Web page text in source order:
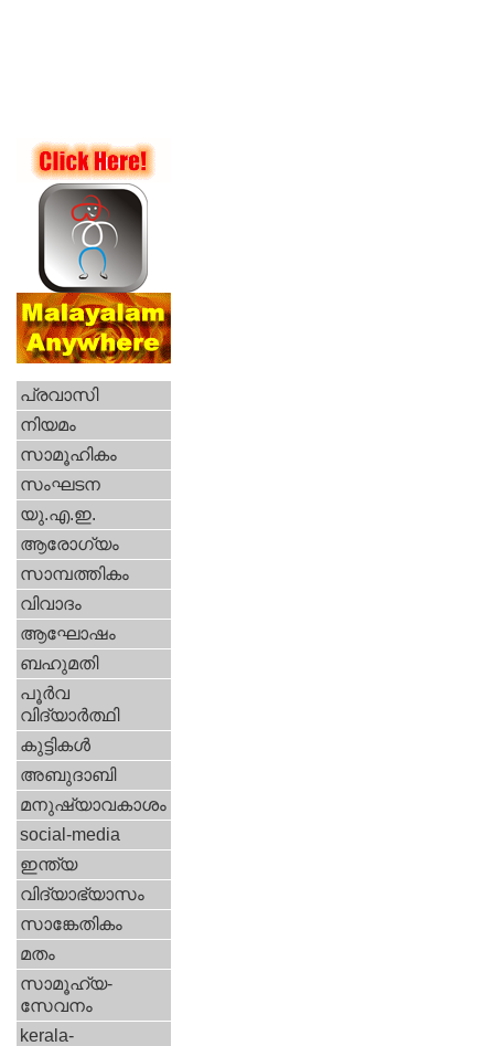
പ്രവാസി
നിയമം
സാമൂഹികം
സംഘടന
യു.എ.ഇ.
ആരോഗ്യം
സാമ്പത്തികം
വിവാദം
ആഘോഷം
ബഹുമതി
പൂര്‍വ
വിദ്യാര്‍ത്ഥി
കുട്ടികള്‍
അബുദാബി
മനുഷ്യാവകാശം
social-media
ഇന്ത്യ
വിദ്യാഭ്യാസം
സാങ്കേതികം
മതം
സാമൂഹ്യ-
സേവനം
kerala-